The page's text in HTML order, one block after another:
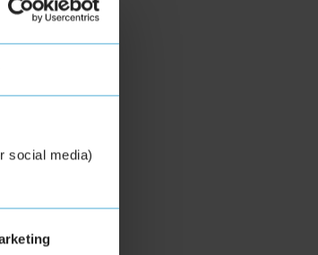
social media)